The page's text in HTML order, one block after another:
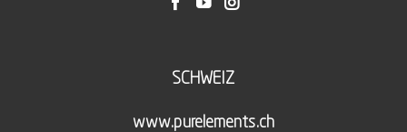
SCHWEIZ
www.purelements.ch